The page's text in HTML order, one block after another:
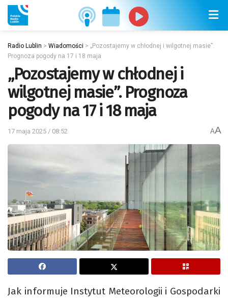
Radio Lublin > Wiadomości > „Pozostajemy w chłodnej i wilgotnej masie”.
Prognoza pogody na 17 i 18 maja
„Pozostajemy w chłodnej i
wilgotnej masie”. Prognoza
pogody na 17 i 18 maja
17 maja 2025 / 08:52 AA
Jak informuje Instytut Meteorologii i Gospodarki